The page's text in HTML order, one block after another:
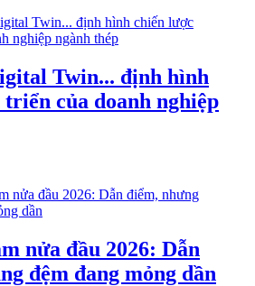
Twin... định hình
của doanh nghiệp
nửa đầu 2026: Dẫn
đệm đang mỏng dần